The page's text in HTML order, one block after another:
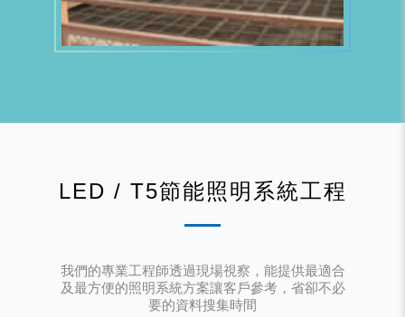
LED / T5節能照明系統工程
我們的專業工程師透過現場視察，能提供最適合
及最方便的照明系統方案讓客戶參考，省卻不必
要的資料搜集時間